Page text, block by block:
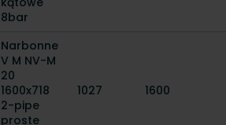
8bar
Narbonne
V M NV-M
20
1600x718
2-pipe
proste
1027 1600